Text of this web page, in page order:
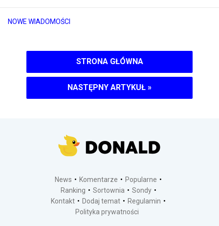
NOWE WIADOMOŚCI
STRONA GŁÓWNA
NASTĘPNY ARTYKUŁ »
News Komentarze
Popularne
Ranking
Sortownia
Sondy
Kontakt
Dodaj temat
Regulamin
Polityka prywatności